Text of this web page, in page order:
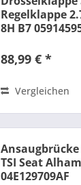
Regelklappe
8H B7
88,99 € *
Vergleichen
TSI Seat
04E129709AF